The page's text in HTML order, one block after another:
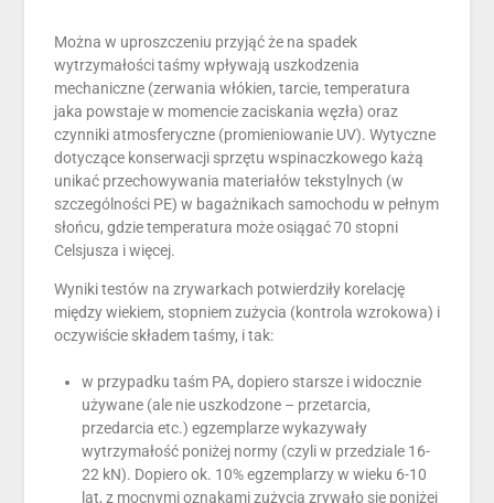
Można w uproszczeniu przyjąć że na spadek
wytrzymałości taśmy wpływają uszkodzenia
mechaniczne (zerwania włókien, tarcie, temperatura
jaka powstaje w momencie zaciskania węzła) oraz
czynniki atmosferyczne (promieniowanie UV). Wytyczne
dotyczące konserwacji sprzętu wspinaczkowego każą
unikać przechowywania materiałów tekstylnych (w
szczególności PE) w bagażnikach samochodu w pełnym
słońcu, gdzie temperatura może osiągać 70 stopni
Celsjusza i więcej.
Wyniki testów na zrywarkach potwierdziły korelację
między wiekiem, stopniem zużycia (kontrola wzrokowa) i
oczywiście składem taśmy, i tak:
w przypadku taśm PA, dopiero starsze i widocznie
używane (ale nie uszkodzone – przetarcia,
przedarcia etc.) egzemplarze wykazywały
wytrzymałość poniżej normy (czyli w przedziale 16-
22 kN). Dopiero ok. 10% egzemplarzy w wieku 6-10
lat, z mocnymi oznakami zużycia zrywało się poniżej